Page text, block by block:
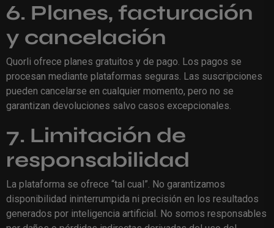
6. Planes, facturación
y cancelación
Quorli ofrece planes gratuitos y de pago. Los pagos se
procesan mediante plataformas seguras. Las suscripciones
pueden cancelarse en cualquier momento, pero no se
garantizan devoluciones salvo casos excepcionales.
7. Limitación de
responsabilidad
La plataforma se ofrece “tal cual”. No garantizamos
disponibilidad ininterrumpida ni precisión en los resultados
generados por inteligencia artificial. No somos responsables